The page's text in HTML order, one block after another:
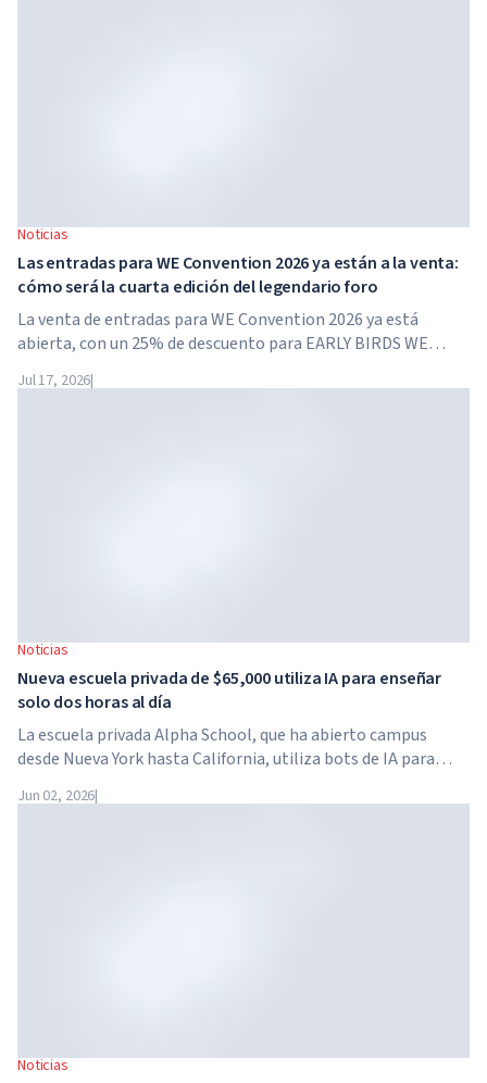
Noticias
Las entradas para WE Convention 2026 ya están a la venta:
cómo será la cuarta edición del legendario foro
La venta de entradas para WE Convention 2026 ya está
abierta, con un 25% de descuento para EARLY BIRDS WE
noviembre de 2026, el foro se celebrará en SO/...
Jul 17, 2026|
Noticias
Nueva escuela privada de $65,000 utiliza IA para enseñar
solo dos horas al día
La escuela privada Alpha School, que ha abierto campus
desde Nueva York hasta California, utiliza bots de IA para
día. La escuela no tiene profesores tradicionales, ni tareas
Jun 02, 2026|
Noticias